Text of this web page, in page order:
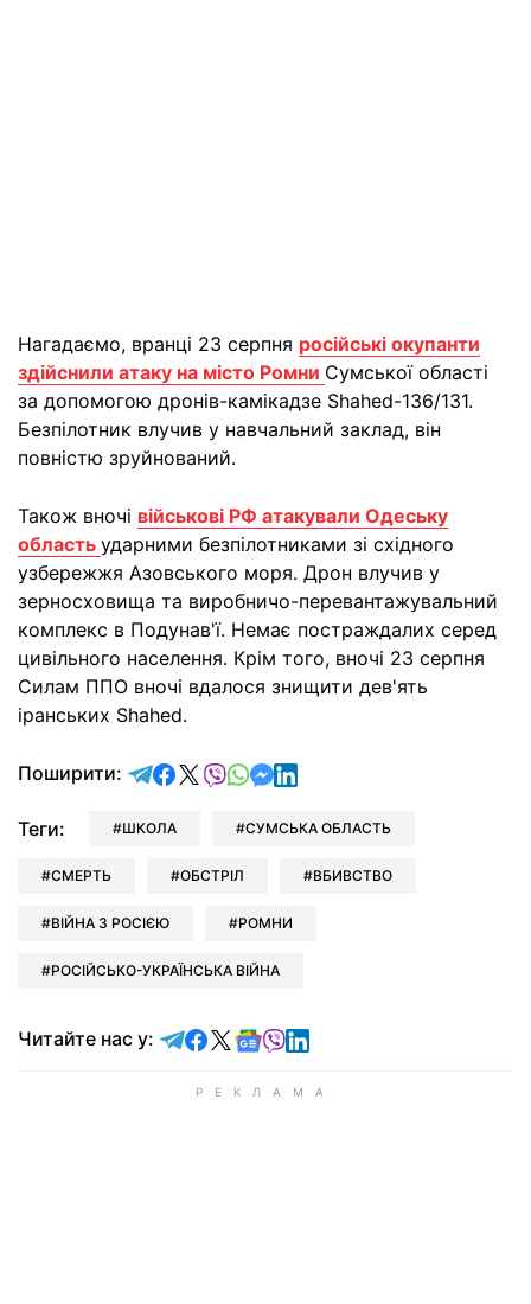
Нагадаємо, вранці 23 серпня російські окупанти
здійснили атаку на місто Ромни Сумської області
за допомогою дронів-камікадзе Shahed-136/131.
Безпілотник влучив у навчальний заклад, він
повністю зруйнований.
Також вночі військові РФ атакували Одеську
область ударними безпілотниками зі східного
узбережжя Азовського моря. Дрон влучив у
зерносховища та виробничо-перевантажувальний
комплекс в Подунав'ї. Немає постраждалих серед
цивільного населення. Крім того, вночі 23 серпня
Силам ППО вночі вдалося знищити дев'ять
іранських Shahed.
Поширити: відправити у Telegram
поділитись у Facebook
поділитись у X
відправити у Viber
відправити у Whatsapp
відправити у Messenger
відправити у LinkedIn
Теги: ШКОЛА СУМСЬКА ОБЛАСТЬ
СМЕРТЬ ОБСТРІЛ ВБИВСТВО
ВІЙНА З РОСІЄЮ РОМНИ
РОСІЙСЬКО-УКРАЇНСЬКА ВІЙНА
Читайте нас у: Читайте у Telegram
Читайте у Facebook
Читайте у X
Читайте у Google news
Читайте у Viber
Читайте у LinkedIn